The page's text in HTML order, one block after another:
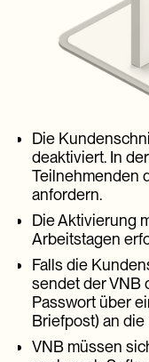
Variante 1:
Variante 2:
Die
deaktiviert. In
Teilnehmenden
anfordern.
Die Aktivierung
Arbeitstagen
Falls die
sendet der VNB
Passwort über
Briefpost) an die
VNB müssen